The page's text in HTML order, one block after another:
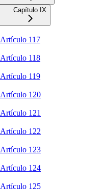
Capítulo IX
Artículo 117
Artículo 118
Artículo 119
Artículo 120
Artículo 121
Artículo 122
Artículo 123
Artículo 124
Artículo 125